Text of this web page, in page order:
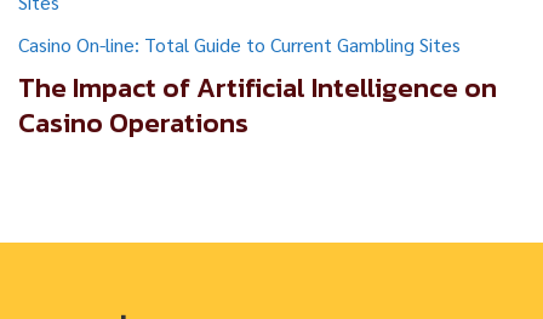
Casino On-line: Total Guide to Current Gambling Sites
The Impact of Artificial Intelligence on
Casino Operations